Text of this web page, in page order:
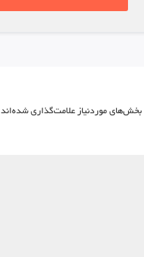
بخش‌های موردنیاز علامت‌گذاری شده‌اند